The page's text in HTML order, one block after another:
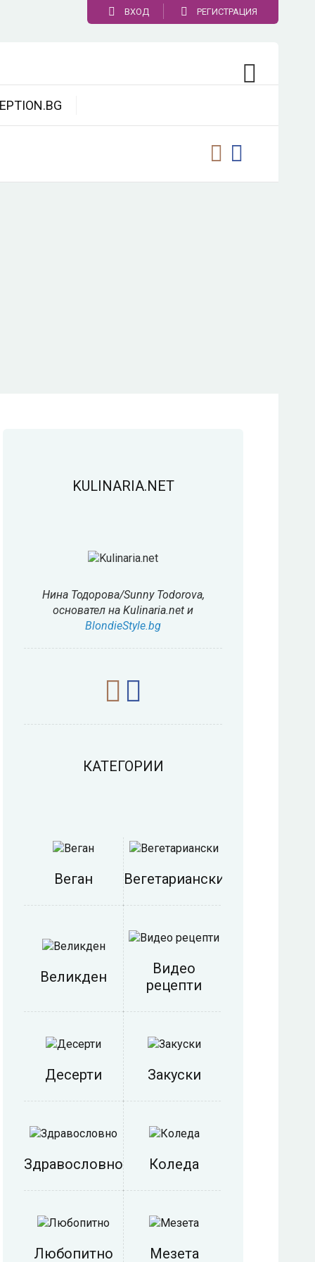
ВХОД РЕГИСТРАЦИЯ
KULINARIA.NET
Нина Тодорова/Sunny Todorova,
основател на Kulinaria.net и
BlondieStyle.bg
КАТЕГОРИИ
Веган Вегетариански
Великден
Видео
рецепти
Десерти Закуски
Здравословно Коледа
Любопитно Мезета